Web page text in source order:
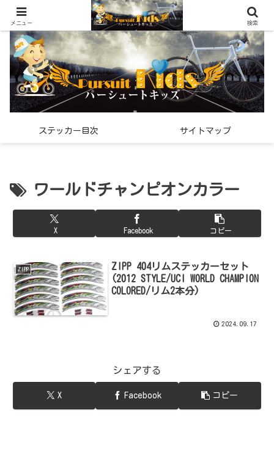
世界中で見つけた「希少なスポーツ雑貨」の紹介メディア
ステッカー目次 サイトマップ
ワールドチャンピオンカラー
X Facebook コピー
ZIPP
ZIPP 404リムステッカーセット
(2012 STYLE/UCI WORLD CHAMPION
COLORED/リム2本分)
2024.09.17
シェアする
X Facebook コピー
メニュー 検索